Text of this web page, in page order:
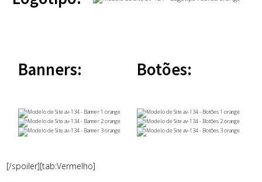
Banners: Botões:
[/spoiler][tab:Vermelho]